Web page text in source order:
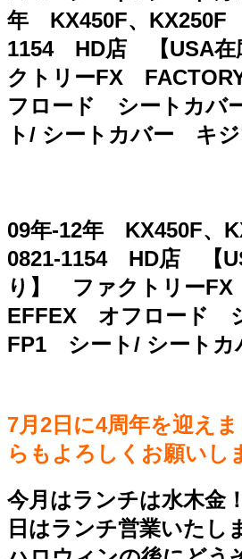
年 KX450F、
1154 HD店 【USA
クトリーFX
フロード シートカ
ト/ シートカバー キ
09年-12年 KX450F
0821-1154 HD店 【
り】 ファクトリー
EFFEX オフロード
FP1 シート/ シートカ
7月2日に4周年を迎え
らもよろしくお願いし
今月はランチは水木金
日はランチ営業いたし